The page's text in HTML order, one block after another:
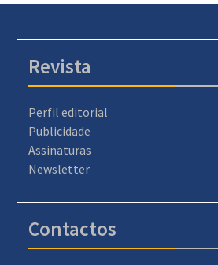
Revista
Perfil editorial
Publicidade
Assinaturas
Newsletter
Contactos